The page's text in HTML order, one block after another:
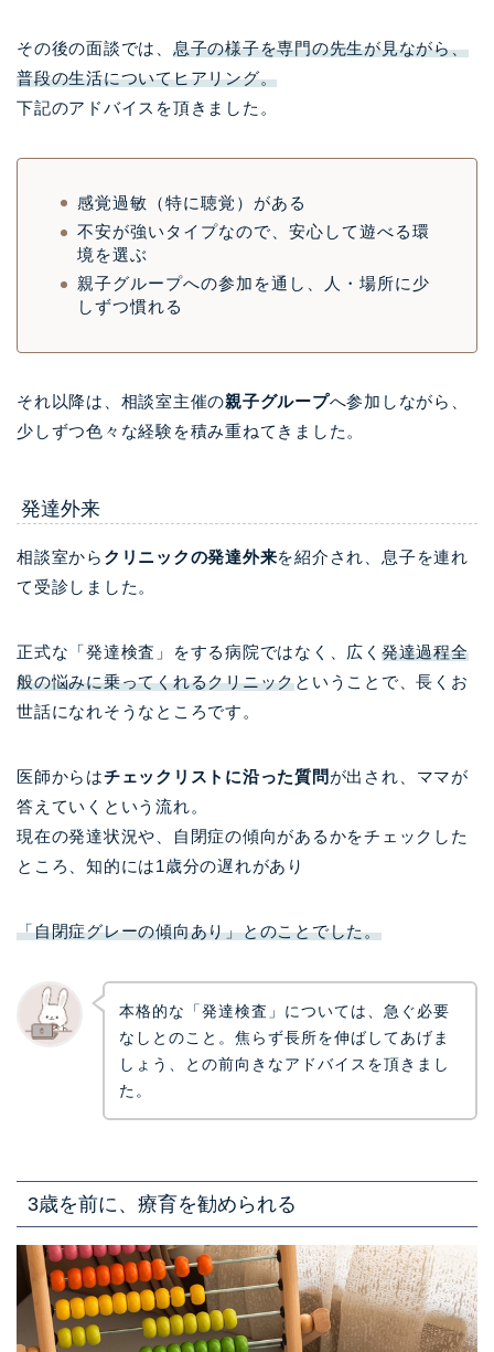
その後の面談では、 息子の様子を専門の先生が見ながら、
普段の生活についてヒアリング。
下記のアドバイスを頂きました。
感覚過敏（特に聴覚）がある
不安が強いタイプなので、安心して遊べる環
境を選ぶ
親子グループへの参加を通し、人・場所に少
しずつ慣れる
それ以降は、相談室主催の親子グループへ参加しながら、
少しずつ色々な経験を積み重ねてきました。
発達外来
相談室から クリニックの発達外来を紹介され、息子を連れ
て受診しました。
正式な「発達検査」をする病院ではなく、広く 発達過程全
般の悩みに乗ってくれるクリニックということで、長くお
世話になれそうなところです。
医師からはチェックリストに沿った質問 が出され、ママが
答えていくという流れ。
現在の発達状況や、自閉症の傾向があるかをチェックした
ところ、知的には1歳分の遅れがあり
「自閉症グレーの傾向あり」とのことでした。
本格的な「発達検査」については、急ぐ必要
なしとのこと。焦らず長所を伸ばしてあげま
しょう、との前向きなアドバイスを頂きまし
た。
3歳を前に、療育を勧められる